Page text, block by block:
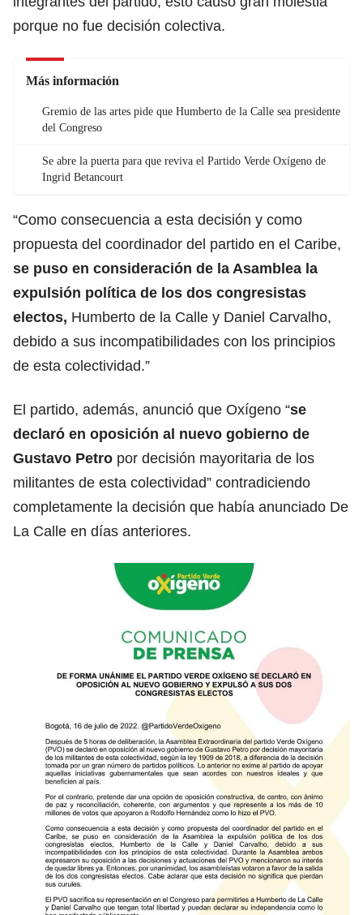
porque no fue decisión colectiva.
Más información
Gremio de las artes pide que Humberto de la Calle sea presidente
del Congreso
Se abre la puerta para que reviva el Partido Verde Oxígeno de
Ingrid Betancourt
“Como consecuencia a esta decisión y como
propuesta del coordinador del partido en el Caribe,
se puso en consideración de la Asamblea la
expulsión política de los dos congresistas
electos, Humberto de la Calle y Daniel Carvalho,
debido a sus incompatibilidades con los principios
de esta colectividad.”
El partido, además, anunció que Oxígeno “se
declaró en oposición al nuevo gobierno de
Gustavo Petro por decisión mayoritaria de los
militantes de esta colectividad” contradiciendo
completamente la decisión que había anunciado De
La Calle en días anteriores.